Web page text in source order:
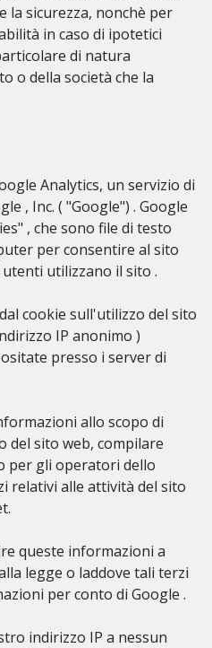
sicurezza, nonchè per
in caso di ipotetici
di natura
o della società che la
Analytics, un servizio di
, Inc. ( "Google") . Google
, che sono file di testo
per consentire al sito
utilizzano il sito .
cookie sull'utilizzo del sito
IP anonimo )
presso i server di
allo scopo di
del sito web, compilare
per gli operatori dello
relativi alle attività del sito
queste informazioni a
legge o laddove tali terzi
per conto di Google .
indirizzo IP a nessun